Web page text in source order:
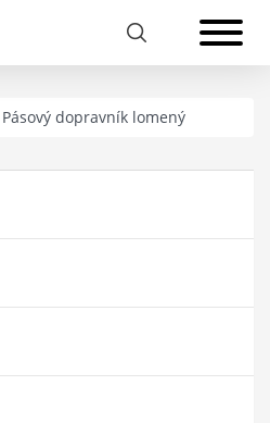
Pásový dopravník lomený